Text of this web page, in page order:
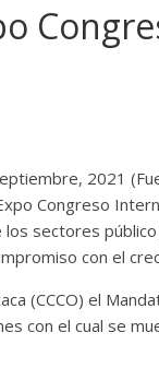
2021
Congreso
sectores
con el
(CCCO) el
con el cual se